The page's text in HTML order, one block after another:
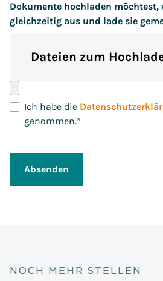
Dokumente hochladen möchtest,
gleichzeitig aus und lade sie
Dateien zum
Ich habe die
genommen.*
Absenden
NOCH MEHR STELLEN